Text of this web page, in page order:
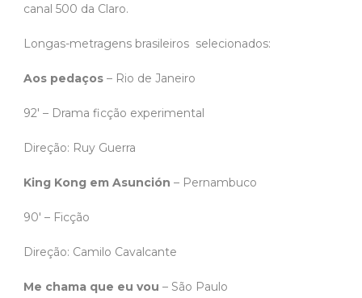
canal 500 da Claro.
Longas-metragens brasileiros selecionados:
Aos pedaços – Rio de Janeiro
92′ – Drama ficção experimental
Direção: Ruy Guerra
King Kong em Asunción – Pernambuco
90′ – Ficção
Direção: Camilo Cavalcante
Me chama que eu vou – São Paulo